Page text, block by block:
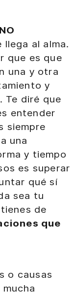
al alma.
que es que
una y otra
y
Te diré que
entender
siempre
una
y tiempo
es superar
qué sí
sea tu
de
que
o causas